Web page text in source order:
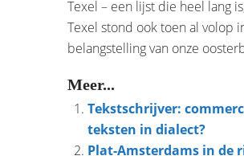
Texel – een lijst die heel lang
Texel stond ook toen al volop
belangstelling van onze
Meer...
Tekstschrijver:
teksten in dialect?
Plat-Amsterdams in de